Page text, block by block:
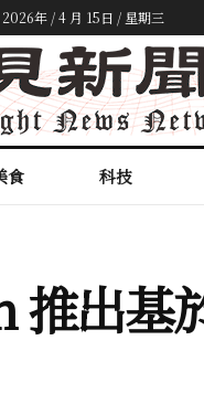
2026年 / 4 月 15日 / 星期三
食 科技
出基